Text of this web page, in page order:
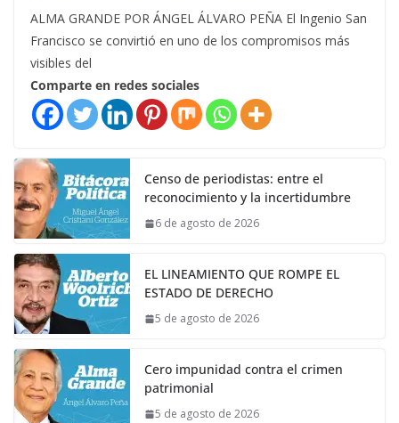
ALMA GRANDE POR ÁNGEL ÁLVARO PEÑA El Ingenio San
Francisco se convirtió en uno de los compromisos más
visibles del
Comparte en redes sociales
Censo de periodistas: entre el
reconocimiento y la incertidumbre
6 de agosto de 2026
EL LINEAMIENTO QUE ROMPE EL
ESTADO DE DERECHO
5 de agosto de 2026
Cero impunidad contra el crimen
patrimonial
5 de agosto de 2026